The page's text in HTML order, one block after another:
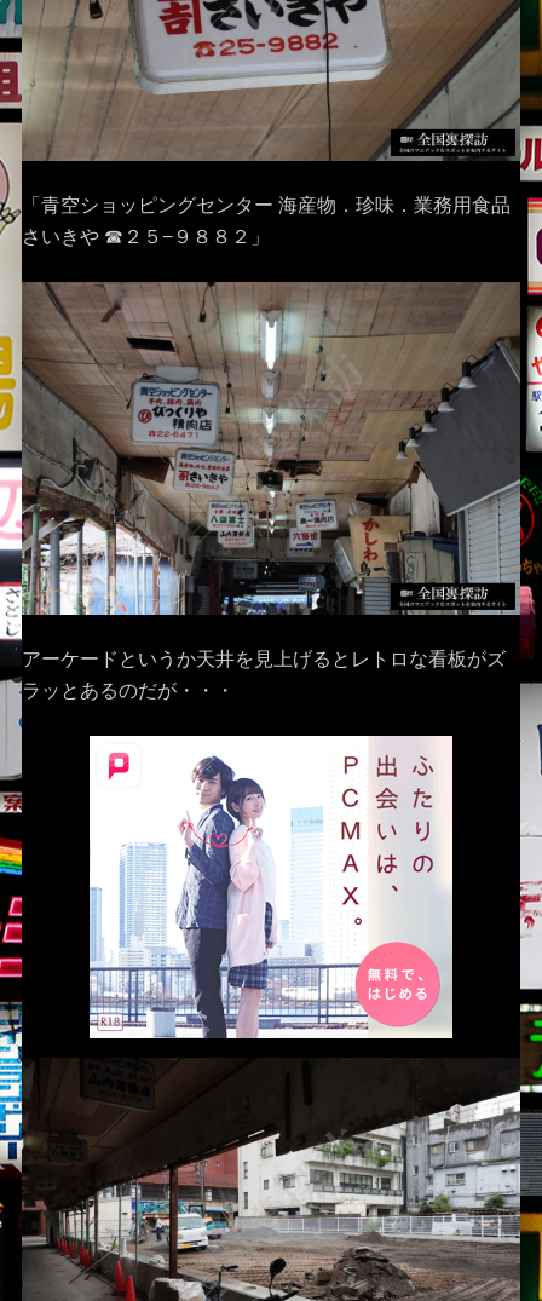
「青空ショッピングセンター 海産物．珍味．業務用食品
さいきや ☎︎２５−９８８２」
アーケードというか天井を見上げるとレトロな看板がズ
ラッとあるのだが・・・